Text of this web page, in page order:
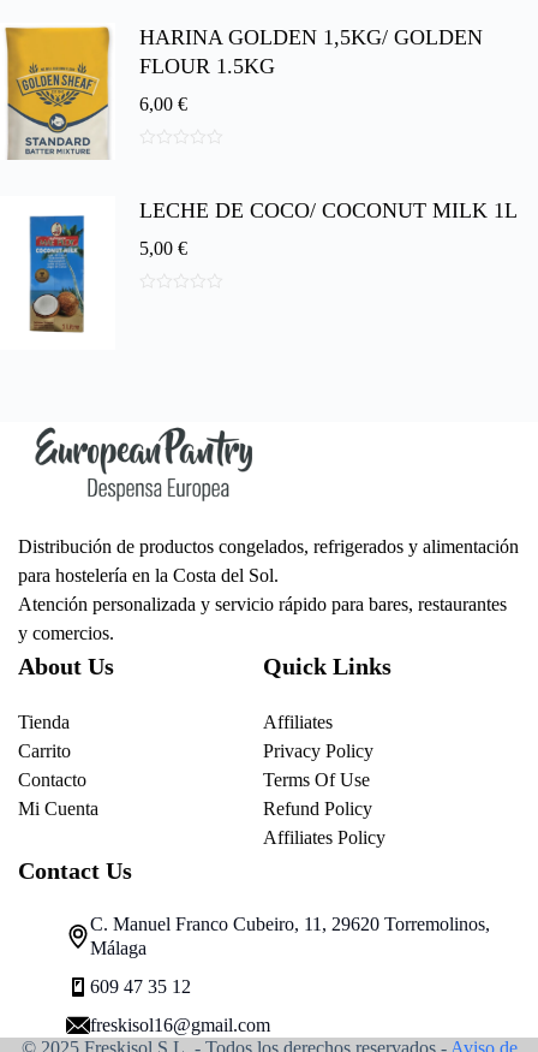
e
HARINA GOLDEN 1,5KG/ GOLDEN
FLOUR 1.5KG
6,00 €
5
LECHE DE COCO/ COCONUT MILK 1L
5,00 €
Distribución de productos congelados, refrigerados y alimentación
para hostelería en la Costa del Sol.
Atención personalizada y servicio rápido para bares, restaurantes
y comercios.
About Us
Tienda
Carrito
Contacto
Mi Cuenta
Quick Links
Affiliates
Privacy Policy
Terms Of Use
Refund Policy
Affiliates Policy
Contact Us
C. Manuel Franco Cubeiro, 11, 29620 Torremolinos,
Málaga
609 47 35 12
freskisol16@gmail.com
© 2025 Freskisol S.L. - Todos los derechos reservados.- Aviso de